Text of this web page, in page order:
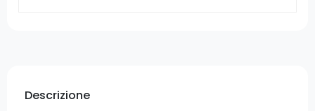
Descrizione